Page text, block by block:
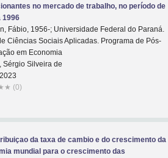
no mercado de trabalho, no período de
1996
Fábio, 1956-; Universidade Federal do Paraná.
Ciências Sociais Aplicadas. Programa de Pós-
em Economia
Sérgio Silveira de
★ (0)
da taxa de cambio e do crescimento da
mundial para o crescimento das